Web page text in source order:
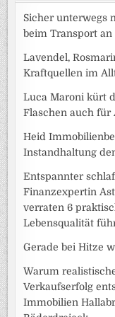
Sicher unterwegs
beim Transport an
Lavendel,
Kraftquellen im
Luca Maroni kürt
Flaschen auch für
Heid
Instandhaltung
Entspannter
Finanzexpertin
verraten 6
Lebensqualität
Gerade bei Hitze
Warum
Verkaufserfolg
Immobilien